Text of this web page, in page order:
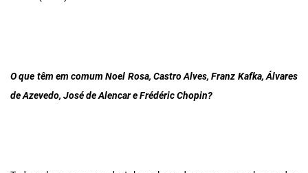
O que têm em comum Noel Rosa, Castro Alves, Franz Kafka, Álvares
de Azevedo, José de Alencar e Frédéric Chopin?